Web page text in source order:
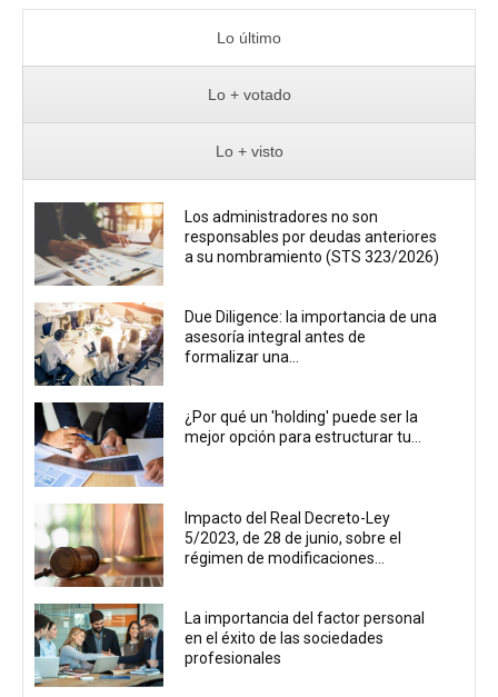
Lo último
Lo + votado
Lo + visto
Los administradores no son
responsables por deudas anteriores
a su nombramiento (STS 323/2026)
Due Diligence: la importancia de una
asesoría integral antes de
formalizar una...
¿Por qué un 'holding' puede ser la
mejor opción para estructurar tu...
Impacto del Real Decreto-Ley
5/2023, de 28 de junio, sobre el
régimen de modificaciones...
La importancia del factor personal
en el éxito de las sociedades
profesionales